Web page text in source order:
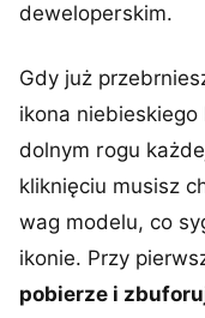
deweloperskim.
Gdy już
ikona
dolnym rogu
kliknięciu musisz
wag modelu, co
ikonie. Przy
pobierze i